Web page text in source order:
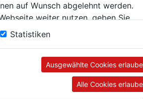
Warmhalteplatte GN 1/1
auf Wunsch abgelehnt werden.
weiter nutzen, geben Sie
Cookies.
Statistiken
Ausgewählte Cookies
Alle Cookies